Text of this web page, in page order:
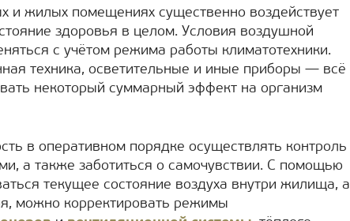
и жилых помещениях существенно воздействует
здоровья в целом. Условия воздушной
с учётом режима работы климатотехники.
техника, осветительные и иные приборы — всё
некоторый суммарный эффект на организм
в оперативном порядке осуществлять контроль
а также заботиться о самочувствии. С помощью
текущее состояние воздуха внутри жилища, а
можно корректировать режимы